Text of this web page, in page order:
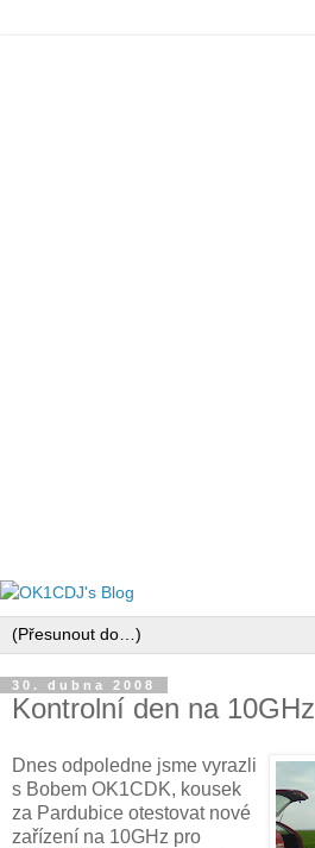
30. dubna 2008
Kontrolní den na 10GHz
Dnes odpoledne jsme vyrazli
s Bobem OK1CDK, kousek
za Pardubice otestovat nové
zařízení na 10GHz pro